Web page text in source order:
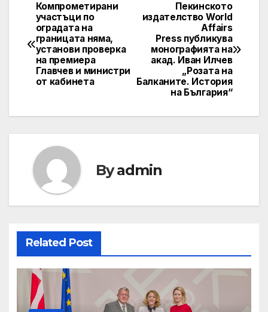
Post
navigation
Пекинското
издателство World
Affairs
Press публикува
монографията на
акад. Иван Илчев
„Розата на
Балканите. История
на България“
Компрометирани
участъци по
оградата на
границата няма,
установи проверка
на премиера
Главчев и министри
от кабинета
Byadmin
Related Post